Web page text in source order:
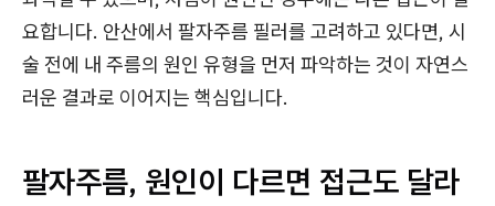
요합니다. 안산에서 팔자주름 필러를 고려하고 있다면, 시
술 전에 내 주름의 원인 유형을 먼저 파악하는 것이 자연스
러운 결과로 이어지는 핵심입니다.
팔자주름, 원인이 다르면 접근도 달라